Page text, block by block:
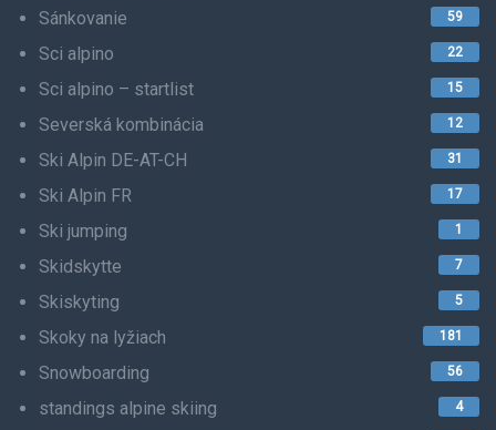
Sánkovanie 59
Sci alpino 22
Sci alpino – startlist 15
Severská kombinácia 12
Ski Alpin DE-AT-CH 31
Ski Alpin FR 17
Ski jumping 1
Skidskytte 7
Skiskyting 5
Skoky na lyžiach 181
Snowboarding 56
standings alpine skiing 4